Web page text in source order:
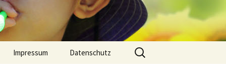
Impressum Datenschutz
Suche
nach: